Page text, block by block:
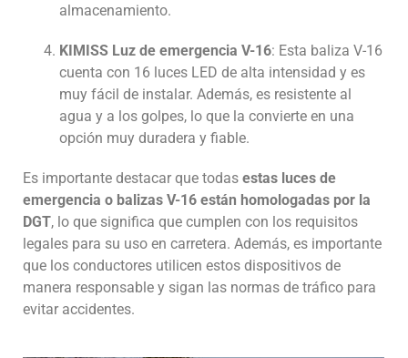
almacenamiento.
KIMISS Luz de emergencia V-16: Esta baliza V-16
cuenta con 16 luces LED de alta intensidad y es
muy fácil de instalar. Además, es resistente al
agua y a los golpes, lo que la convierte en una
opción muy duradera y fiable.
Es importante destacar que todas estas luces de
emergencia o balizas V-16 están homologadas por la
DGT, lo que significa que cumplen con los requisitos
legales para su uso en carretera. Además, es importante
que los conductores utilicen estos dispositivos de
manera responsable y sigan las normas de tráfico para
evitar accidentes.